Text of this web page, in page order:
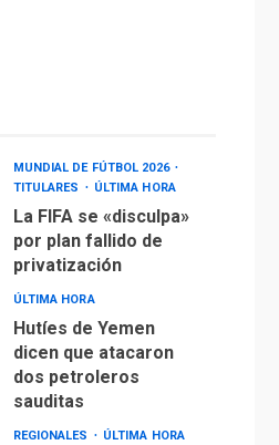
MUNDIAL DE FÚTBOL 2026
TITULARES
ÚLTIMA HORA
La FIFA se «disculpa»
por plan fallido de
privatización
ÚLTIMA HORA
Hutíes de Yemen
dicen que atacaron
dos petroleros
sauditas
REGIONALES ÚLTIMA HORA